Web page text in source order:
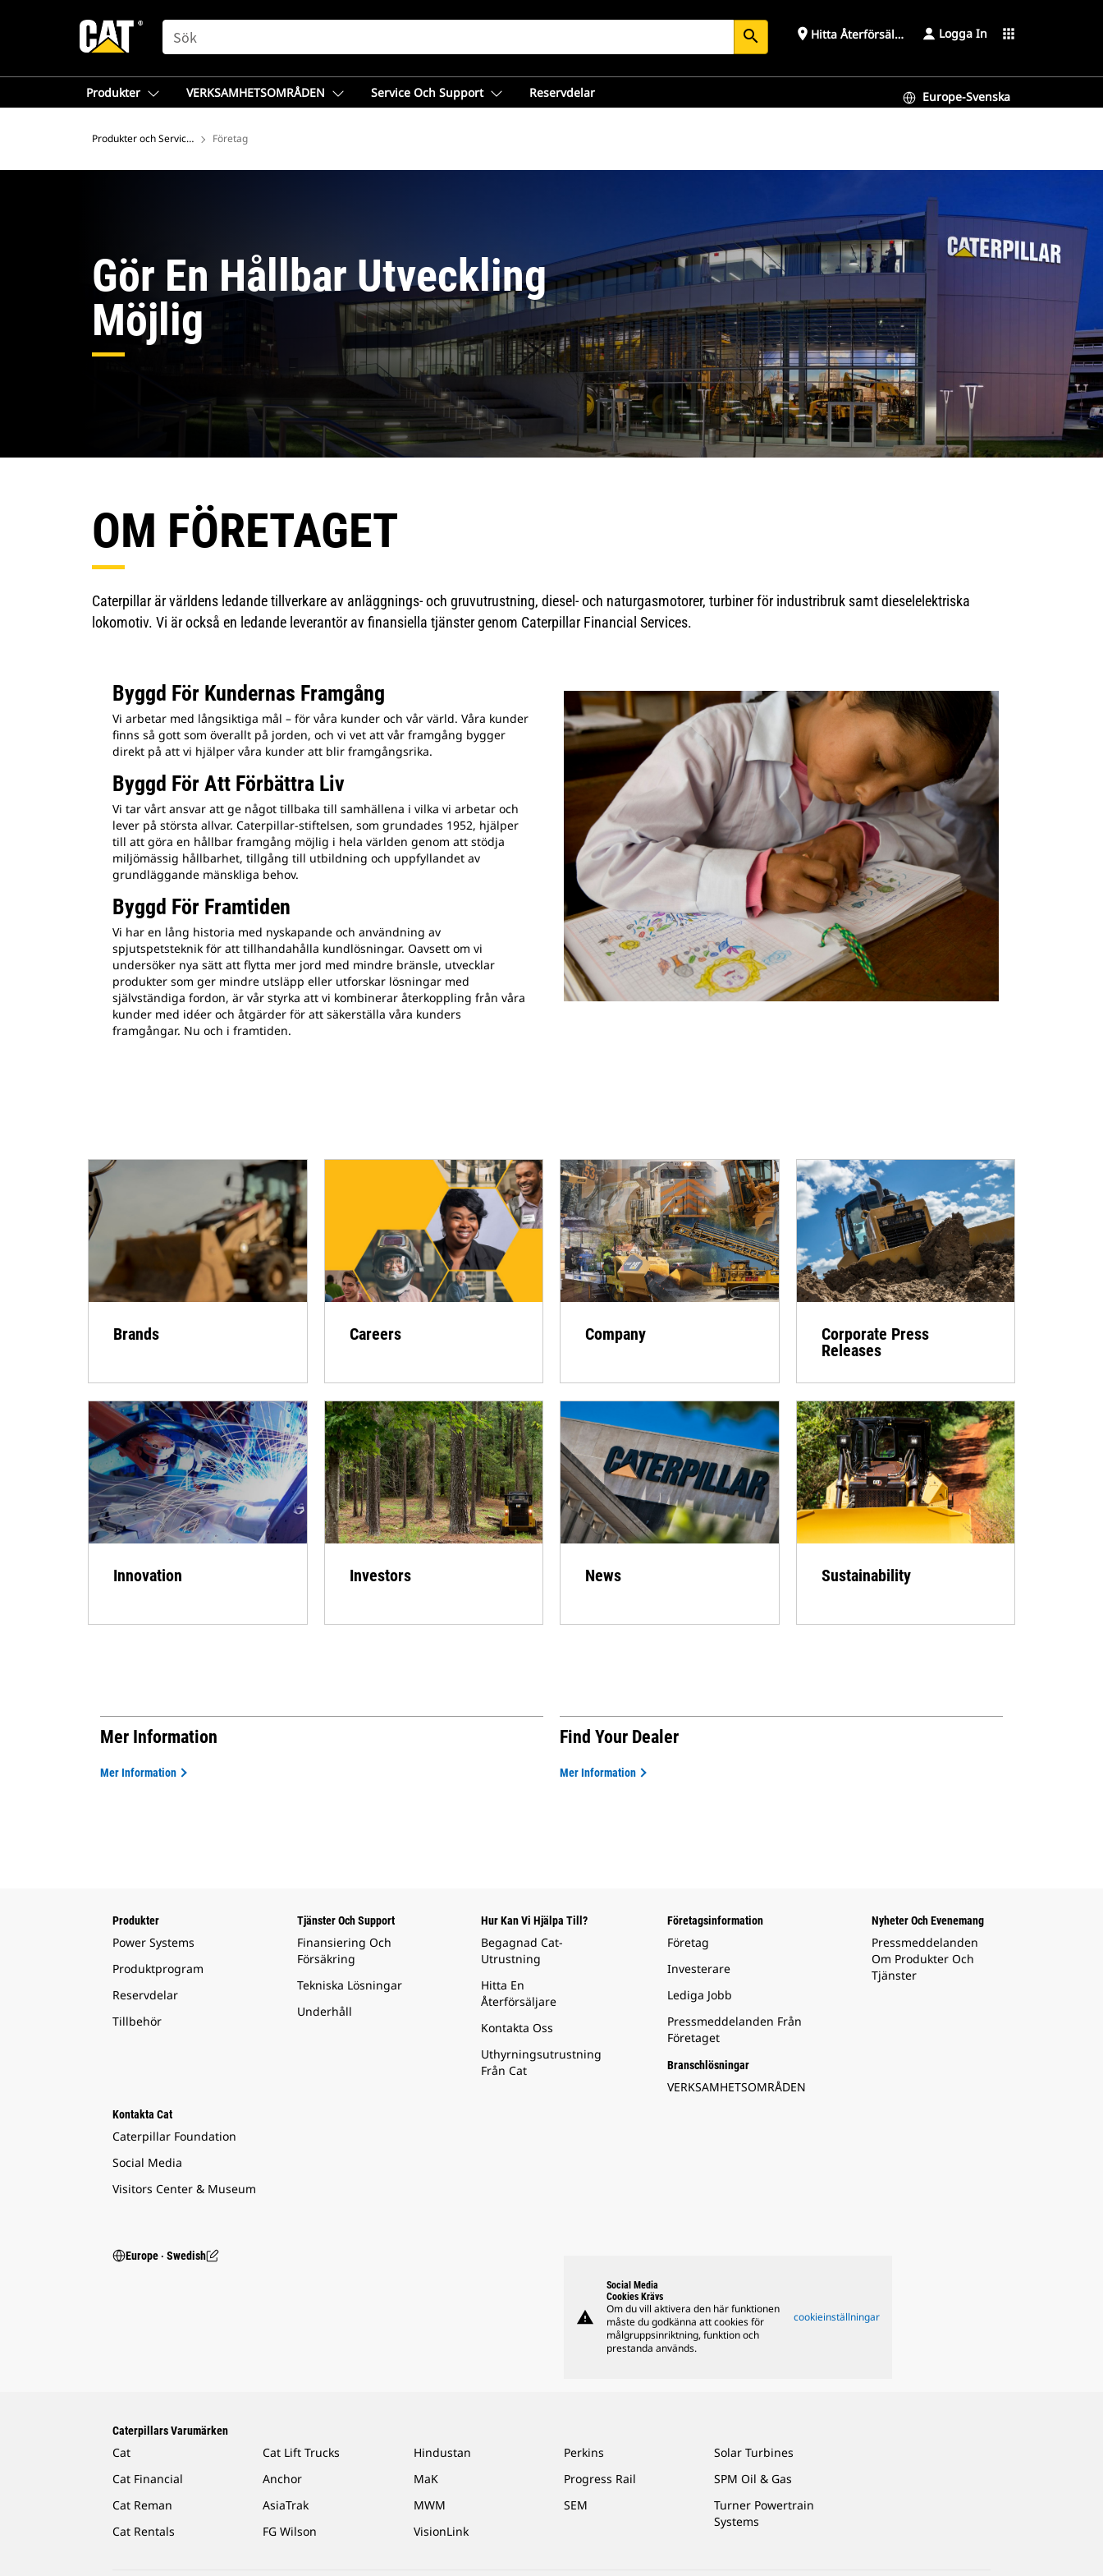
SEARCH search place Hitta Återförsäljare Logga In apps
Produkter VERKSAMHETSOMRÅDEN Service Och Support Reservdelar Europe-Svenska
Produkter och Service - EuropaFöretag
Gör En Hållbar Utveckling
Möjlig
OM FÖRETAGET
Caterpillar är världens ledande tillverkare av anläggnings- och gruvutrustning, diesel- och naturgasmotorer, turbiner för industribruk samt dieselelektriska
lokomotiv. Vi är också en ledande leverantör av finansiella tjänster genom Caterpillar Financial Services.
Byggd För Kundernas Framgång
Vi arbetar med långsiktiga mål – för våra kunder och vår värld. Våra kunder
finns så gott som överallt på jorden, och vi vet att vår framgång bygger
direkt på att vi hjälper våra kunder att blir framgångsrika.
Byggd För Att Förbättra Liv
Vi tar vårt ansvar att ge något tillbaka till samhällena i vilka vi arbetar och
lever på största allvar. Caterpillar-stiftelsen, som grundades 1952, hjälper
till att göra en hållbar framgång möjlig i hela världen genom att stödja
miljömässig hållbarhet, tillgång till utbildning och uppfyllandet av
grundläggande mänskliga behov.
Byggd För Framtiden
Vi har en lång historia med nyskapande och användning av
spjutspetsteknik för att tillhandahålla kundlösningar. Oavsett om vi
undersöker nya sätt att flytta mer jord med mindre bränsle, utvecklar
produkter som ger mindre utsläpp eller utforskar lösningar med
självständiga fordon, är vår styrka att vi kombinerar återkoppling från våra
kunder med idéer och åtgärder för att säkerställa våra kunders
framgångar. Nu och i framtiden.
Brands Careers Company
Corporate Press
Releases
Innovation Investors News Sustainability
Mer Information
Mer Information
Find Your Dealer
Mer Information
Produkter
Power Systems
Produktprogram
Reservdelar
Tillbehör
Tjänster Och Support
Finansiering Och
Försäkring
Tekniska Lösningar
Underhåll
Hur Kan Vi Hjälpa Till?
Begagnad Cat-
Utrustning
Hitta En
Återförsäljare
Kontakta Oss
Uthyrningsutrustning
Från Cat
Företagsinformation
Företag
Investerare
Lediga Jobb
Pressmeddelanden Från
Företaget
Branschlösningar
VERKSAMHETSOMRÅDEN
Nyheter Och Evenemang
Pressmeddelanden
Om Produkter Och
Tjänster
Kontakta Cat
Caterpillar Foundation
Social Media
Visitors Center & Museum
Europe ‧ Swedish
warning
Social Media
Cookies Krävs
Om du vill aktivera den här funktionen
måste du godkänna att cookies för
målgruppsinriktning, funktion och
prestanda används.
cookieinställningar
Caterpillars Varumärken
Cat
Cat Financial
Cat Reman
Cat Rentals
Cat Lift Trucks
Anchor
AsiaTrak
FG Wilson
Hindustan
MaK
MWM
VisionLink
Perkins
Progress Rail
SEM
Solar Turbines
SPM Oil & Gas
Turner Powertrain
Systems